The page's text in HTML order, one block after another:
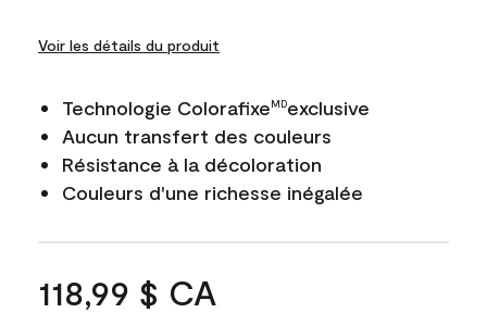
Voir les détails du produit
Technologie ColorafixeMDexclusive
Aucun transfert des couleurs
Résistance à la décoloration
Couleurs d'une richesse inégalée
118,99 $ CA